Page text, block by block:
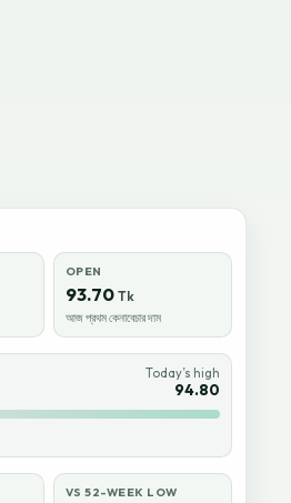
OPEN
93.70 Tk
আজ প্রথম কেনাবেচার দাম
Today’s high
94.80
VS 52-WEEK LOW